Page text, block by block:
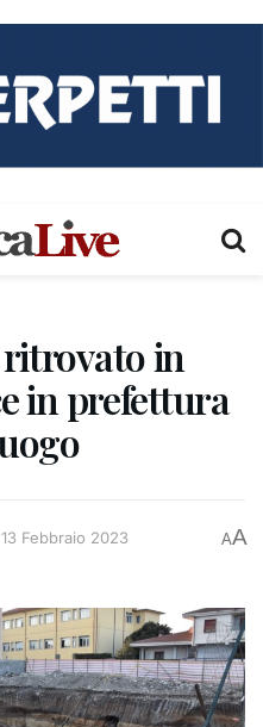
in
in prefettura
13 Febbraio 2023 AA